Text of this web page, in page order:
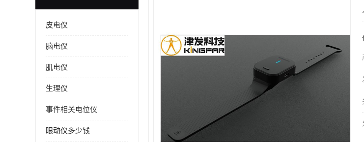
皮电仪
脑电仪
肌电仪
生理仪
事件相关电位仪
眼动仪多少钱